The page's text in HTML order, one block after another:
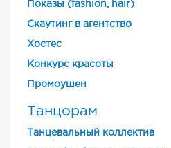
Показы (fashion, hair)
Скаутинг в агентство
Хостес
Конкурс красоты
Промоушен
Танцорам
Танцевальный коллектив